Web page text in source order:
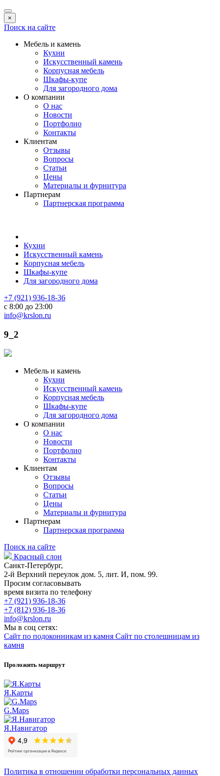
×
Поиск на сайте
Мебель и камень
Кухни
Искусственный камень
Корпусная мебель
Шкафы-купе
Для загородного дома
О компании
О нас
Новости
Портфолио
Контакты
Клиентам
Отзывы
Вопросы
Статьи
Цены
Материалы и фурнитура
Партнерам
Партнерская программа
Кухни
Искусственный камень
Корпусная мебель
Шкафы-купе
Для загородного дома
+7 (921) 936-18-36
с 8:00 до 23:00
info@krslon.ru
9_2
Мебель и камень
Кухни
Искусственный камень
Корпусная мебель
Шкафы-купе
Для загородного дома
О компании
О нас
Новости
Портфолио
Контакты
Клиентам
Отзывы
Вопросы
Статьи
Цены
Материалы и фурнитура
Партнерам
Партнерская программа
Поиск на сайте
Красный слон
Санкт-Петербург,
2-й Верхний переулок дом. 5, лит. И, пом. 99.
Просим согласовывать
время визита по телефону
+7 (921) 936-18-36
+7 (812) 936-18-36
info@krslon.ru
Мы в соц сетях:
Сайт по подоконникам из камня Сайт по столешницам из
камня
Проложить маршрут
Я.Карты
G.Maps
Я.Навигатор
Политика в отношении обработки персональных данных